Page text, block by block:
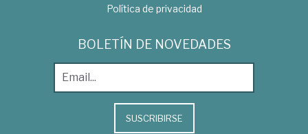
Política de privacidad
BOLETÍN DE NOVEDADES
SUSCRIBIRSE